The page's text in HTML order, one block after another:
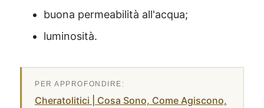
buona permeabilità all'acqua;
luminosità.
Cheratolitici | Cosa Sono, Come Agiscono,